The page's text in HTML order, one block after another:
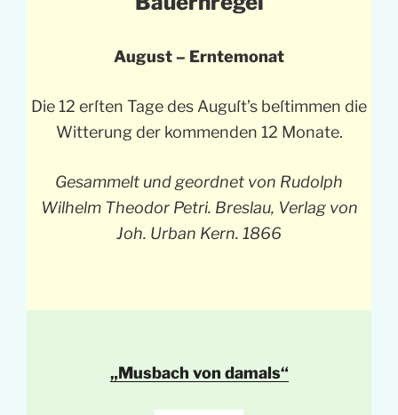
August – Erntemonat
Die 12 erſten Tage des Auguſt’s beſtimmen die
Witterung der kommenden 12 Monate.
Gesammelt und geordnet von Rudolph
Wilhelm Theodor Petri. Breslau, Verlag von
Joh. Urban Kern. 1866
„Musbach von damals“